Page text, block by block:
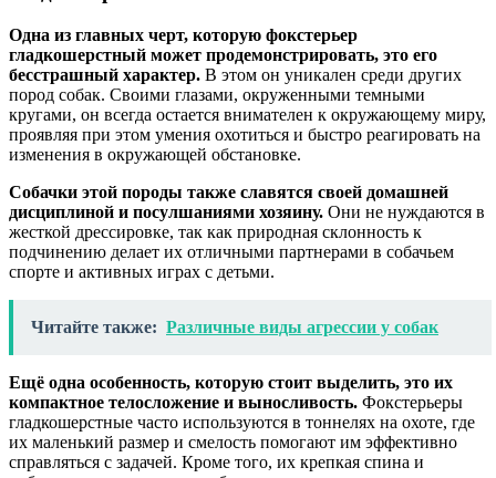
Одна из главных черт, которую фокстерьер
гладкошерстный может продемонстрировать, это его
бесстрашный характер. В этом он уникален среди других
пород собак. Своими глазами, окруженными темными
кругами, он всегда остается внимателен к окружающему миру,
проявляя при этом умения охотиться и быстро реагировать на
изменения в окружающей обстановке.
Собачки этой породы также славятся своей домашней
дисциплиной и посулшаниями хозяину. Они не нуждаются в
жесткой дрессировке, так как природная склонность к
подчинению делает их отличными партнерами в собачьем
спорте и активных играх с детьми.
Читайте также: Различные виды агрессии у собак
Ещё одна особенность, которую стоит выделить, это их
компактное телосложение и выносливость. Фокстерьеры
гладкошерстные часто используются в тоннелях на охоте, где
их маленький размер и смелость помогают им эффективно
справляться с задачей. Кроме того, их крепкая спина и